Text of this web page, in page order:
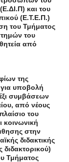
και του
(Ε.Τ.Ε.Π.)
του Τμήματος
του
από
της
υποβολή
συμβάσεων
από νέους
του
στην
διδακτικής
διδακτορικού)
Τμήματος